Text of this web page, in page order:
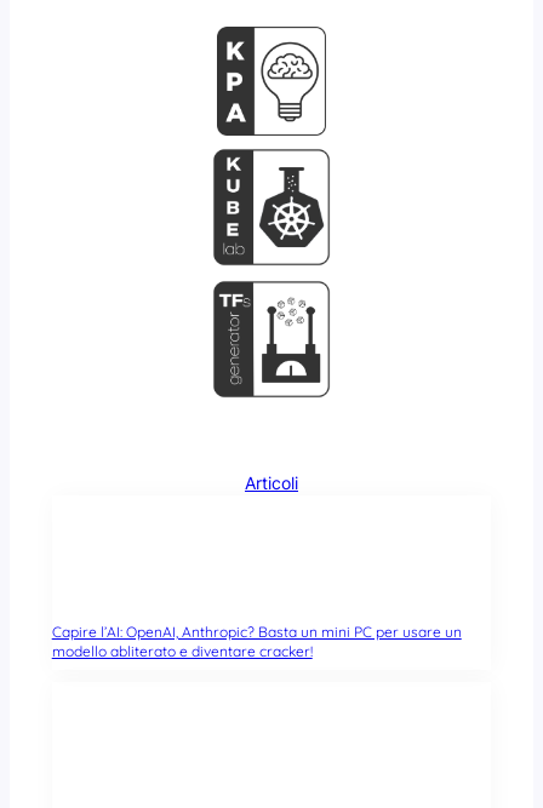
Articoli
Capire l’AI: OpenAI, Anthropic? Basta un mini PC per usare un
modello abliterato e diventare cracker!